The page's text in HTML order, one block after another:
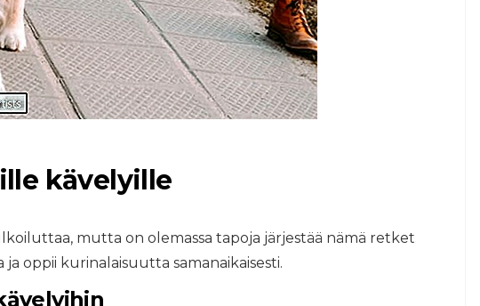
kävelyille
mutta on olemassa tapoja järjestää nämä retket
oppii kurinalaisuutta samanaikaisesti.